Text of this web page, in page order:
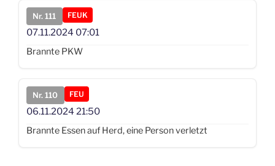
Nr. 111 FEUK
07.11.2024 07:01
Brannte PKW
Nr. 110 FEU
06.11.2024 21:50
Brannte Essen auf Herd, eine Person verletzt